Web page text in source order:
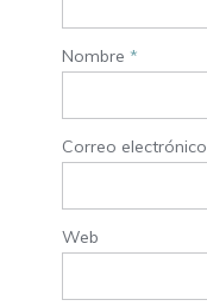
Nombre *
Correo electrónico
Web